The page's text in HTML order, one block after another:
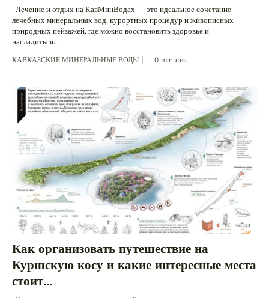
лечебных минеральных вод, курортных процедур и живописных
природных пейзажей, где можно восстановить здоровье и
насладиться...
КАВКАЗСКИЕ МИНЕРАЛЬНЫЕ ВОДЫ 0 minutes
Как организовать путешествие на
Куршскую косу и какие интересные места
стоит...